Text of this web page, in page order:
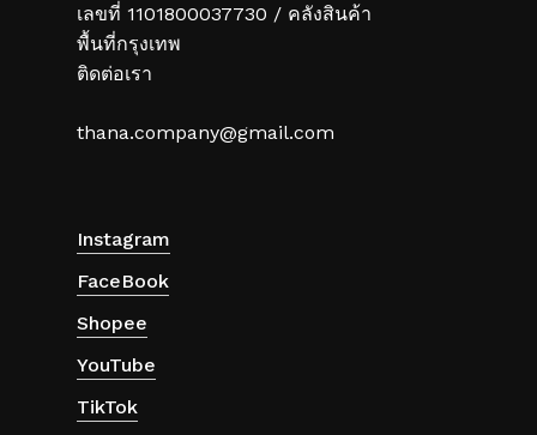
เลขที่ 1101800037730 / คลังสินค้า
พื้นที่กรุงเทพ
ติดต่อเรา
thana.company@gmail.com
Instagram
FaceBook
Shopee
YouTube
TikTok